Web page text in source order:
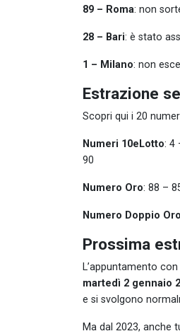
89 – Roma: non
28 – Bari: è stato
1 – Milano: non
Estrazione
Scopri qui i 20
Numeri 10eLotto: 4
90
Numero Oro: 88 –
Numero Doppio Oro
Prossima
L’appuntamento
martedì 2 gennaio
e si svolgono
Ma dal 2023, anche